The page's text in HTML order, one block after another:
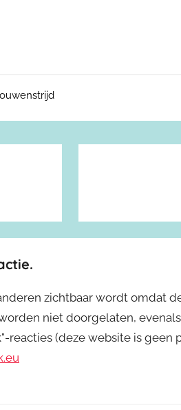
zichtbaar wordt omdat
niet doorgelaten,
reacties (deze website is geen